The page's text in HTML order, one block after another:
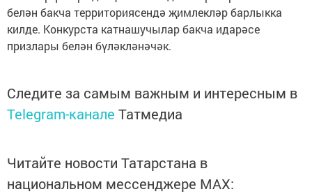
белән бакча территориясендә җимлекләр барлыкка
килде. Конкурста катнашучылар бакча идарәсе
призлары белән бүләкләнәчәк.
Следите за самым важным и интересным в
Telegram-канале Татмедиа
Читайте новости Татарстана в
национальном мессенджере MАХ: